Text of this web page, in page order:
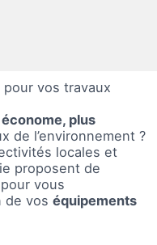
pour vos travaux
plus
de l’environnement ?
locales et
proposent de
pour vous
de vos équipements